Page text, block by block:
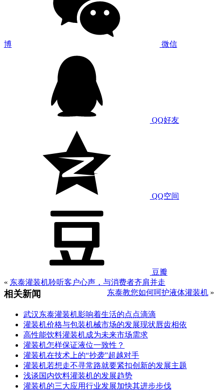
博 微信
QQ好友
QQ空间
豆瓣
« 东泰灌装机聆听客户心声，与消费者齐肩并走
东泰教您如何呵护液体灌装机 »
相关新闻
武汉东泰灌装机影响着生活的点点滴滴
灌装机价格与包装机械市场的发展现状唇齿相依
高性能饮料灌装机成为未来市场需求
灌装机怎样保证液位一致性？
灌装机在技术上的“抄袭”超越对手
灌装机若想走不寻常路就要紧扣创新的发展主题
浅谈国内饮料灌装机的发展趋势
灌装机的三大应用行业发展加快其进步步伐